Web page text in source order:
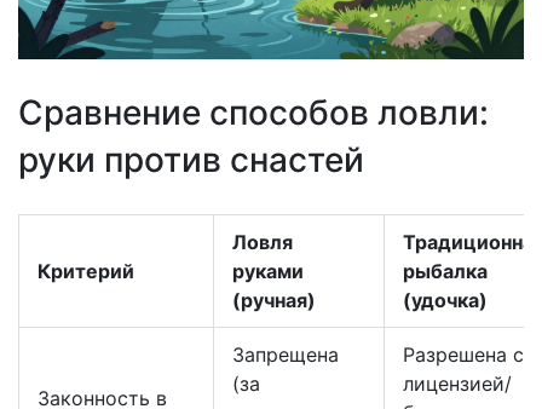
Сравнение способов ловли:
руки против снастей
Критерий
Ловля
руками
(ручная)
рыбалка
(удочка)
Законность в
Запрещена
(за
Разрешена с
лицензией/